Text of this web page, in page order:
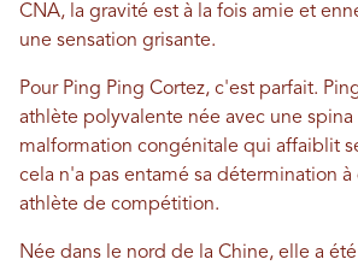
CNA, la gravité est à la fois amie et
une sensation grisante.
Pour Ping Ping Cortez, c'est parfait.
athlète polyvalente née avec une
malformation congénitale qui affaiblit
cela n'a pas entamé sa détermination
athlète de compétition.
Née dans le nord de la Chine, elle a